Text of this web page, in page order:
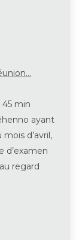
45 min
ayant
d’avril,
d’examen
regard